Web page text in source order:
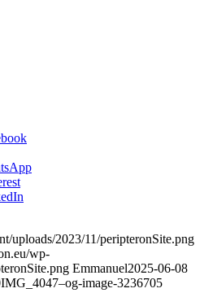
uploads/2023/11/peripteronSite.png
wp-
Emmanuel2025-06-08
IMG_4047–og-image-3236705